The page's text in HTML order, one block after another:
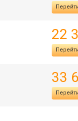
22
33